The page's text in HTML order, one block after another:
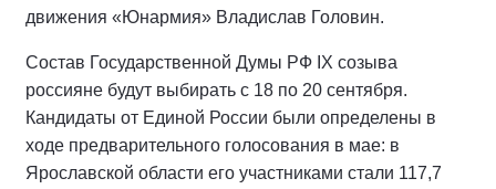
движения «Юнармия» Владислав Головин.
Состав Государственной Думы РФ IХ созыва
россияне будут выбирать с 18 по 20 сентября.
Кандидаты от Единой России были определены в
ходе предварительного голосования в мае: в
Ярославской области его участниками стали 117,7